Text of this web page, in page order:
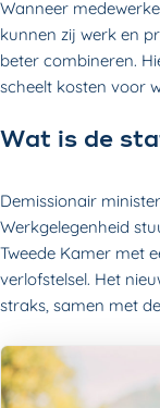
Wanneer
kunnen zij werk en
beter combineren.
scheelt kosten voor
Wat is de
Demissionair
Werkgelegenheid
Tweede Kamer met
verlofstelsel. Het
straks, samen met